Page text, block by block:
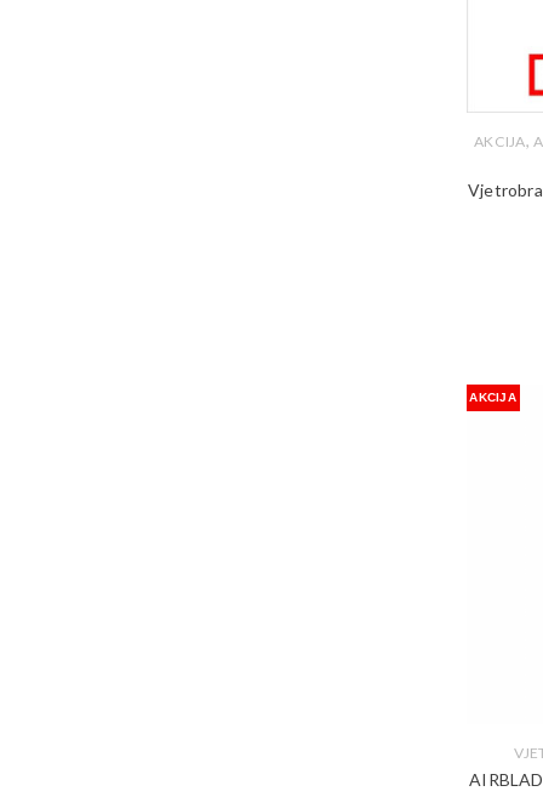
AKCIJA,
AKCIJA